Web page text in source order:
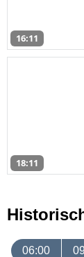
16:11
18:11
06:00